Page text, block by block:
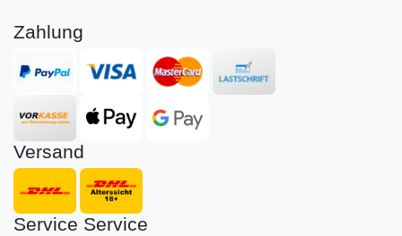
Zahlung
Versand
Service Service